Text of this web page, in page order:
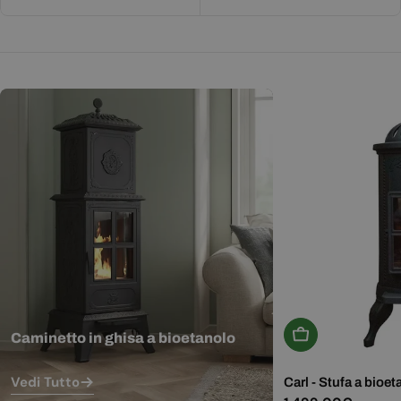
Caminetto in ghisa a bioetanolo
Vedi Tutto
Aggiungi Al
Carl - Stufa a